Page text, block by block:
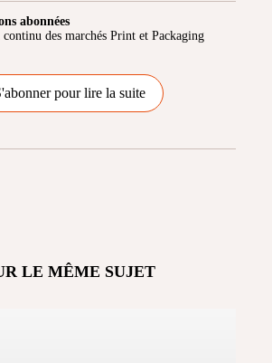
abonnées
des marchés Print et Packaging
pour lire la suite
LE MÊME SUJET